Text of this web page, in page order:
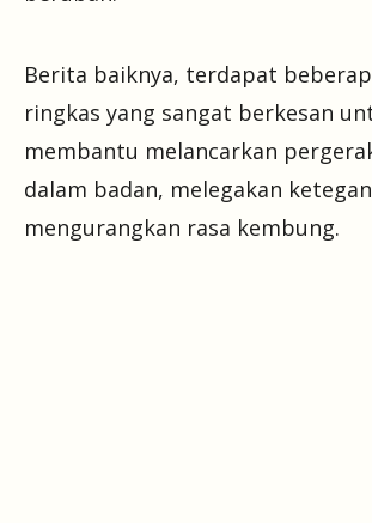
Berita baiknya, terdapat
ringkas yang sangat berkesan
membantu melancarkan
dalam badan, melegakan
mengurangkan rasa kembung.